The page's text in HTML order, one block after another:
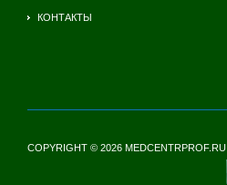
КОНТАКТЫ
COPYRIGHT © 2026 MEDCENTRPROF.RU